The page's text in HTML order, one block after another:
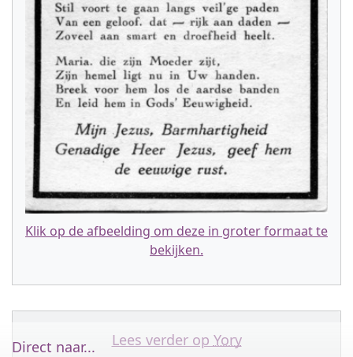
Klik op de afbeelding om deze in groter formaat te
bekijken.
Lees verder op Yory
Direct naar...